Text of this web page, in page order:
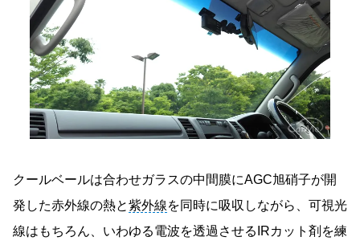
クールベールは合わせガラスの中間膜にAGC旭硝子が開
発した赤外線の熱と紫外線を同時に吸収しながら、可視光
線はもちろん、いわゆる電波を透過させるIRカット剤を練